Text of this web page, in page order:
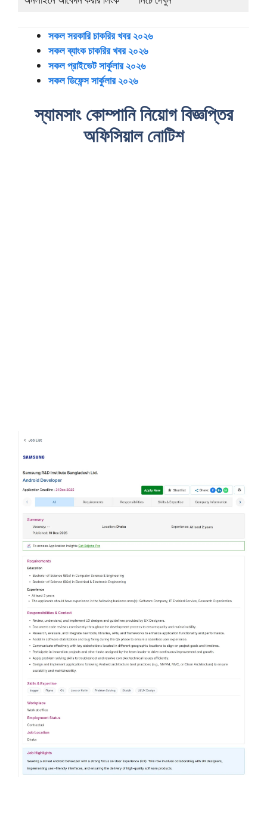
সকল সরকারি চাকরির খবর ২০২৬
সকল ব্যাংক চাকরির খবর ২০২৬
সকল প্রাইভেট সার্কুলার ২০২৬
সকল ডিফেন্স সার্কুলার ২০২৬
স্যামসাং কোম্পানি নিয়োগ বিজ্ঞপ্তির
অফিসিয়াল নোটিশ